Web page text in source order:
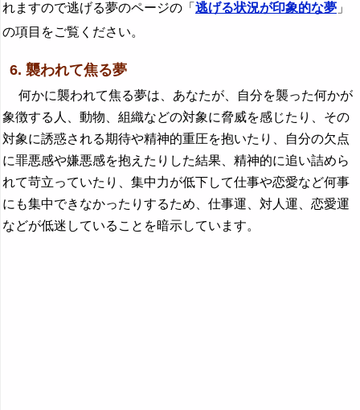
れますので逃げる夢のページの「 逃げる状況が印象的な夢 」
の項目をご覧ください。
6. 襲われて焦る夢
何かに襲われて焦る夢は、あなたが、自分を襲った何かが
象徴する人、動物、組織などの対象に脅威を感じたり、その
対象に誘惑される期待や精神的重圧を抱いたり、自分の欠点
に罪悪感や嫌悪感を抱えたりした結果、精神的に追い詰めら
れて苛立っていたり、集中力が低下して仕事や恋愛など何事
にも集中できなかったりするため、仕事運、対人運、恋愛運
などが低迷していることを暗示しています。